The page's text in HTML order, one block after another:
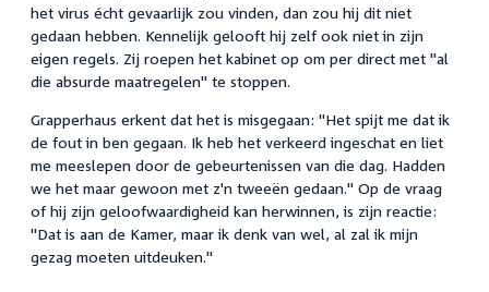
het virus écht gevaarlijk zou vinden, dan zou hij dit niet
gedaan hebben. Kennelijk gelooft hij zelf ook niet in zijn
eigen regels. Zij roepen het kabinet op om per direct met "al
die absurde maatregelen" te stoppen.
Grapperhaus erkent dat het is misgegaan: "Het spijt me dat ik
de fout in ben gegaan. Ik heb het verkeerd ingeschat en liet
me meeslepen door de gebeurtenissen van die dag. Hadden
we het maar gewoon met z'n tweeën gedaan." Op de vraag
of hij zijn geloofwaardigheid kan herwinnen, is zijn reactie:
"Dat is aan de Kamer, maar ik denk van wel, al zal ik mijn
gezag moeten uitdeuken."